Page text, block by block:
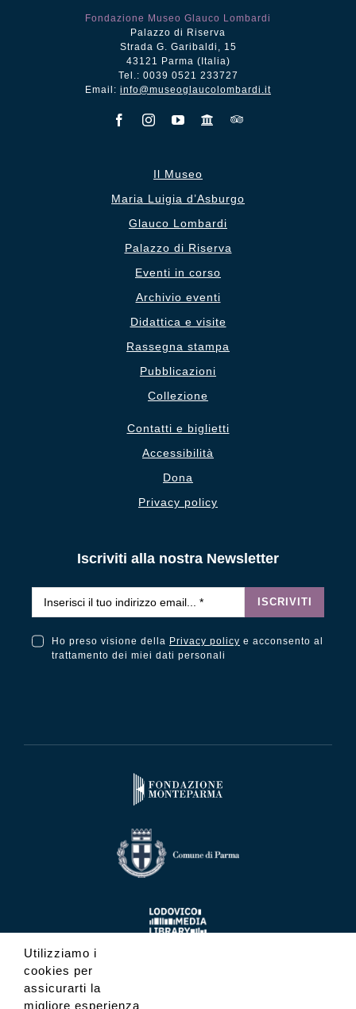
Fondazione Museo Glauco Lombardi
Palazzo di Riserva
Strada G. Garibaldi, 15
43121 Parma (Italia)
Tel.: 0039 0521 233727
Email: info@museoglaucolombardi.it
Il Museo
Maria Luigia d’Asburgo
Glauco Lombardi
Palazzo di Riserva
Eventi in corso
Archivio eventi
Didattica e visite
Rassegna stampa
Pubblicazioni
Collezione
Contatti e biglietti
Accessibilità
Dona
Privacy policy
Iscriviti alla nostra Newsletter
ISCRIVITI
Ho preso visione della Privacy policy e acconsento al
trattamento dei miei dati personali
Utilizziamo i
cookies per
assicurarti la
migliore esperienza